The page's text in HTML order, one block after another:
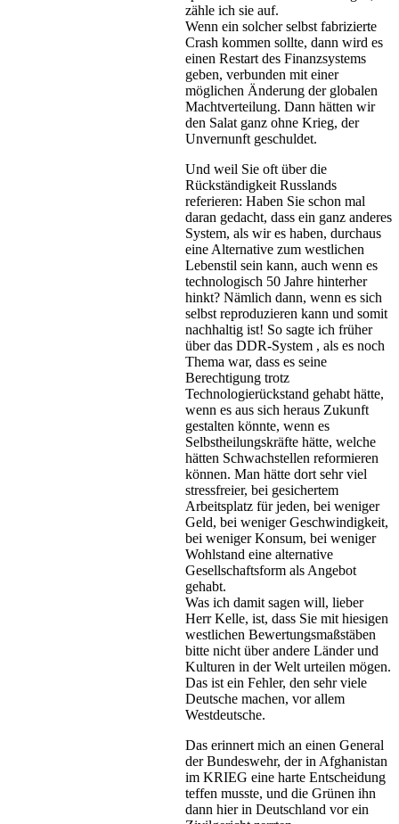
zähle ich sie auf.
Wenn ein solcher selbst fabrizierte
Crash kommen sollte, dann wird es
einen Restart des Finanzsystems
geben, verbunden mit einer
möglichen Änderung der globalen
Machtverteilung. Dann hätten wir
den Salat ganz ohne Krieg, der
Unvernunft geschuldet.
Und weil Sie oft über die
Rückständigkeit Russlands
referieren: Haben Sie schon mal
daran gedacht, dass ein ganz anderes
System, als wir es haben, durchaus
eine Alternative zum westlichen
Lebenstil sein kann, auch wenn es
technologisch 50 Jahre hinterher
hinkt? Nämlich dann, wenn es sich
selbst reproduzieren kann und somit
nachhaltig ist! So sagte ich früher
über das DDR-System , als es noch
Thema war, dass es seine
Berechtigung trotz
Technologierückstand gehabt hätte,
wenn es aus sich heraus Zukunft
gestalten könnte, wenn es
Selbstheilungskräfte hätte, welche
hätten Schwachstellen reformieren
können. Man hätte dort sehr viel
stressfreier, bei gesichertem
Arbeitsplatz für jeden, bei weniger
Geld, bei weniger Geschwindigkeit,
bei weniger Konsum, bei weniger
Wohlstand eine alternative
Gesellschaftsform als Angebot
gehabt.
Was ich damit sagen will, lieber
Herr Kelle, ist, dass Sie mit hiesigen
westlichen Bewertungsmaßstäben
bitte nicht über andere Länder und
Kulturen in der Welt urteilen mögen.
Das ist ein Fehler, den sehr viele
Deutsche machen, vor allem
Westdeutsche.
Das erinnert mich an einen General
der Bundeswehr, der in Afghanistan
im KRIEG eine harte Entscheidung
teffen musste, und die Grünen ihn
dann hier in Deutschland vor ein